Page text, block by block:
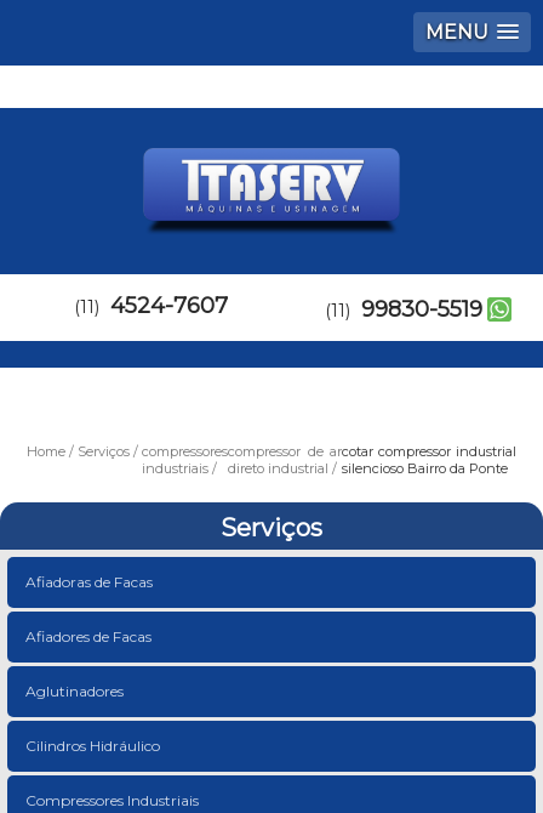
MENU
(11) 4524-7607 (11) 99830-5519
Home Serviços
compressores
industriais
compressor de ar
direto industrial
cotar compressor industrial
silencioso Bairro da Ponte
Serviços
Afiadoras de Facas
Afiadores de Facas
Aglutinadores
Cilindros Hidráulico
Compressores Industriais